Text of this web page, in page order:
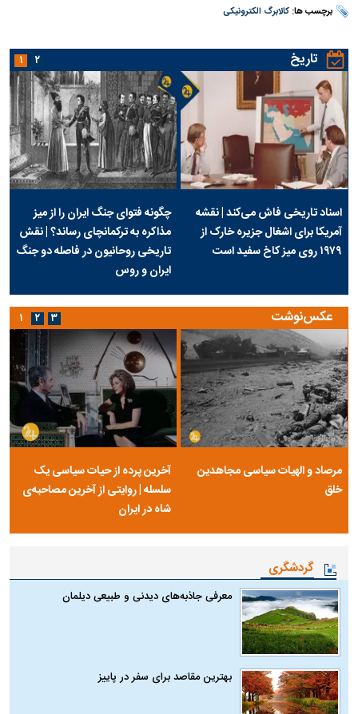
برچسب ها:کالابرگ الکترونیکی
تاریخ
اسناد تاریخی فاش می‌کند | نقشه
آمریکا برای اشغال جزیره خارک از
۱۹۷۹ روی میز کاخ سفید است
چگونه فتوای جنگ ایران را از میز
مذاکره به ترکمانچای رساند؟ | نقش
تاریخی روحانیون در فاصله دو جنگ
ایران و روس
۱ ۲
عکس‌نوشت
مرصاد و الهیات سیاسی مجاهدین
خلق
آخرین پرده از حیات سیاسی یک
سلسله | روایتی از آخرین مصاحبه‌ی
شاه در ایران
۱ ۲ ۳
گردشگری
معرفی جاذبه‌های دیدنی و طبیعی دیلمان
بهترین مقاصد برای سفر در پاییز